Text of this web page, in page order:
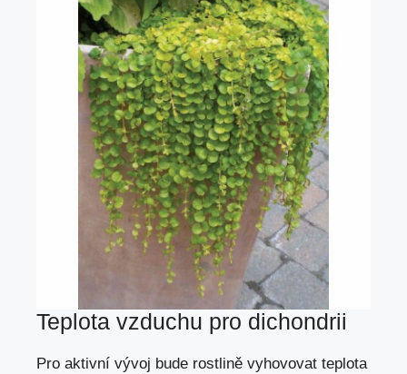
Teplota vzduchu pro dichondrii
Pro aktivní vývoj bude rostlině vyhovovat teplota